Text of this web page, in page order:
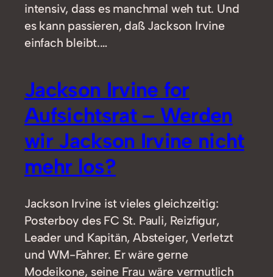
intensiv, dass es manchmal weh tut. Und
es kann passieren, daß Jackson Irvine
einfach bleibt.…
Jackson Irvine for
Aufsichtsrat – Werden
wir Jackson Irvine nicht
mehr los?
Jackson Irvine ist vieles gleichzeitig:
Posterboy des FC St. Pauli, Reizfigur,
Leader und Kapitän, Absteiger, Verletzt
und WM-Fahrer. Er wäre gerne
Modeikone, seine Frau wäre vermutlich